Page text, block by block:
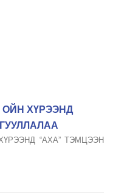
ХҮРЭЭНД
“АХА” ТЭМЦЭЭН